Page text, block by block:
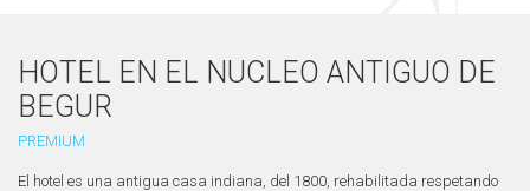
HOTEL EN EL NUCLEO ANTIGUO DE
BEGUR
PREMIUM
El hotel es una antigua casa indiana, del 1800, rehabilitada respetando